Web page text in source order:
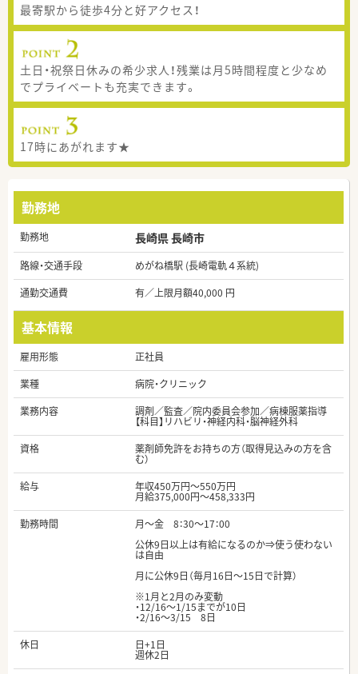
最寄駅から徒歩4分と好アクセス！
土日・祝祭日休みの希少求人！残業は月5時間程度と少なめ
でプライベートも充実できます。
17時にあがれます★
勤務地
勤務地 長崎県 長崎市
路線・交通手段
めがね橋駅 (長崎電軌４系統)
通勤交通費
有／上限月額40,000 円
基本情報
雇用形態
正社員
業種
病院・クリニック
業務内容
調剤／監査／院内委員会参加／病棟服薬指導
【科目】リハビリ・神経内科・脳神経外科
資格
薬剤師免許をお持ちの方（取得見込みの方を含
む）
給与
年収450万円～550万円
月給375,000円～458,333円
勤務時間
月～金 8：30～17：00
公休9日以上は有給になるのか⇒使う使わない
は自由
月に公休9日（毎月16日～15日で計算）
※1月と2月のみ変動
・12/16～1/15までが10日
・2/16～3/15 8日
休日
日+1日
週休2日